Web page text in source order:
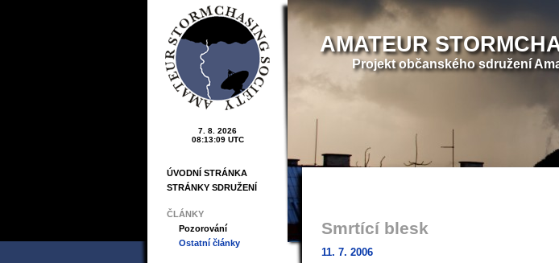
7. 8. 2026
08:13:10 UTC
ÚVODNÍ STRÁNKA
STRÁNKY SDRUŽENÍ
ČLÁNKY
Pozorování
Ostatní články
AMATEUR
Projekt občanského sdružení
Smrtící blesk
11. 7. 2006